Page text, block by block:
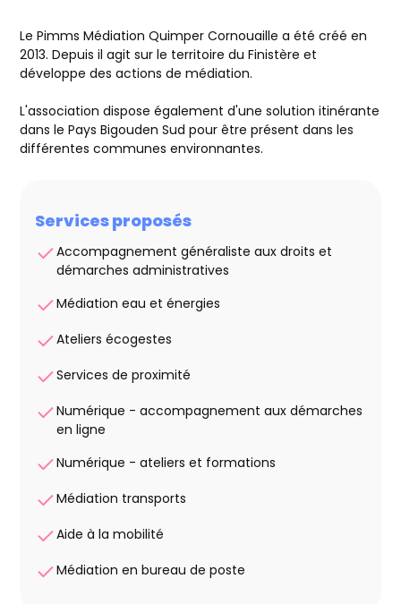
Le Pimms Médiation Quimper Cornouaille a été créé en
2013. Depuis il agit sur le territoire du Finistère et
développe des actions de médiation.
L'association dispose également d'une solution itinérante
dans le Pays Bigouden Sud pour être présent dans les
différentes communes environnantes.
Services proposés
Accompagnement généraliste aux droits et
démarches administratives
Médiation eau et énergies
Ateliers écogestes
Services de proximité
Numérique - accompagnement aux démarches
en ligne
Numérique - ateliers et formations
Médiation transports
Aide à la mobilité
Médiation en bureau de poste